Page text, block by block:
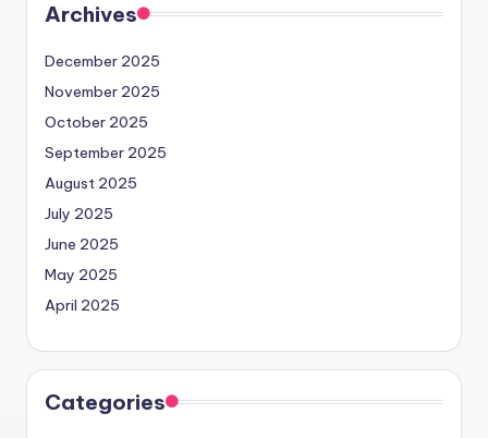
Archives
December 2025
November 2025
October 2025
September 2025
August 2025
July 2025
June 2025
May 2025
April 2025
Categories